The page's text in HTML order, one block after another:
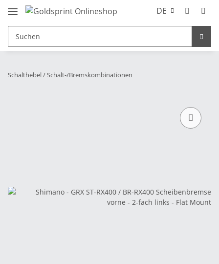
DE
Schalthebel / Schalt-/Bremskombinationen